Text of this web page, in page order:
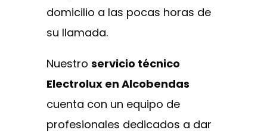
domicilio a las pocas horas de
su llamada.
Nuestro servicio técnico
Electrolux en Alcobendas
cuenta con un equipo de
profesionales dedicados a dar